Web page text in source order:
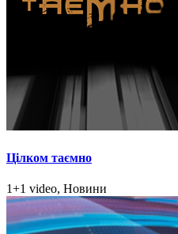
Цілком таємно
1+1 video, Новини